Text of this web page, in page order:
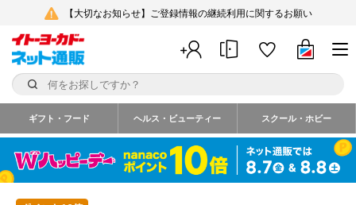
【大切なお知らせ】ご登録情報の継続利用に関するお願い
ギフト・フード ヘルス・ビューティー スクール・ホビー